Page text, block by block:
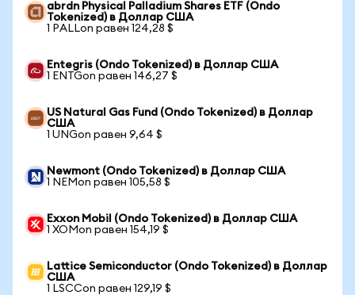
abrdn Physical Palladium Shares ETF (Ondo
Tokenized) в Доллар США
1 PALLon равен 124,28 $
Entegris (Ondo Tokenized) в Доллар США
1 ENTGon равен 146,27 $
US Natural Gas Fund (Ondo Tokenized) в Доллар
США
1 UNGon равен 9,64 $
Newmont (Ondo Tokenized) в Доллар США
1 NEMon равен 105,58 $
Exxon Mobil (Ondo Tokenized) в Доллар США
1 XOMon равен 154,19 $
Lattice Semiconductor (Ondo Tokenized) в Доллар
США
1 LSCCon равен 129,19 $